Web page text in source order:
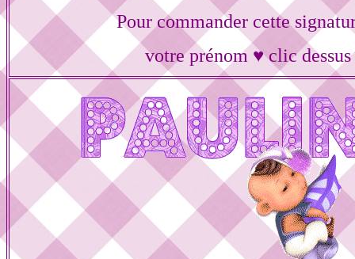
Pour commander cette
votre prénom ♥ clic dessus